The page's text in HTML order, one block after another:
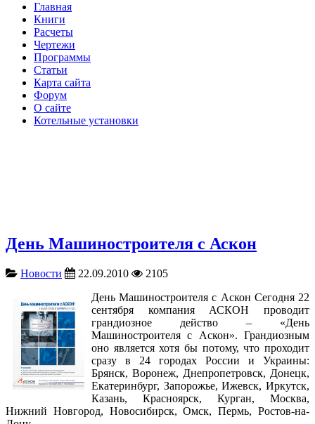
Главная
Книги
Расчеты
Чертежи
Программы
Статьи
Карта сайта
Форум
О сайте
Котельные установки
День Машиностроителя с Аскон
Новости 22.09.2010
2105
День Машиностроителя с Аскон Сегодня 22
сентября компания АСКОН проводит
грандиозное действо – «День
Машиностроителя с Аскон». Грандиозным
оно является хотя бы потому, что проходит
сразу в 24 городах России и Украины:
Брянск, Воронеж, Днепропетровск, Донецк,
Екатеринбург, Запорожье, Ижевск, Иркутск,
Казань, Красноярск, Курган, Москва,
Нижний Новгород, Новосибирск, Омск, Пермь, Ростов-на-